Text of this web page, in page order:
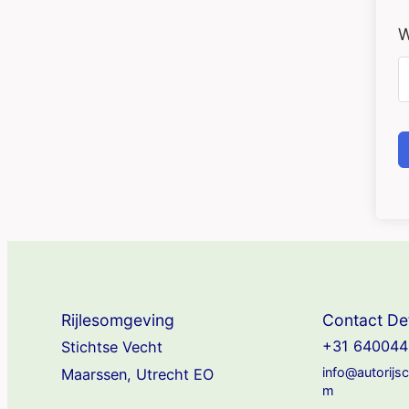
Rijlesomgeving
Stichtse Vecht
Maarssen, Utrecht EO
Contact
+31
m